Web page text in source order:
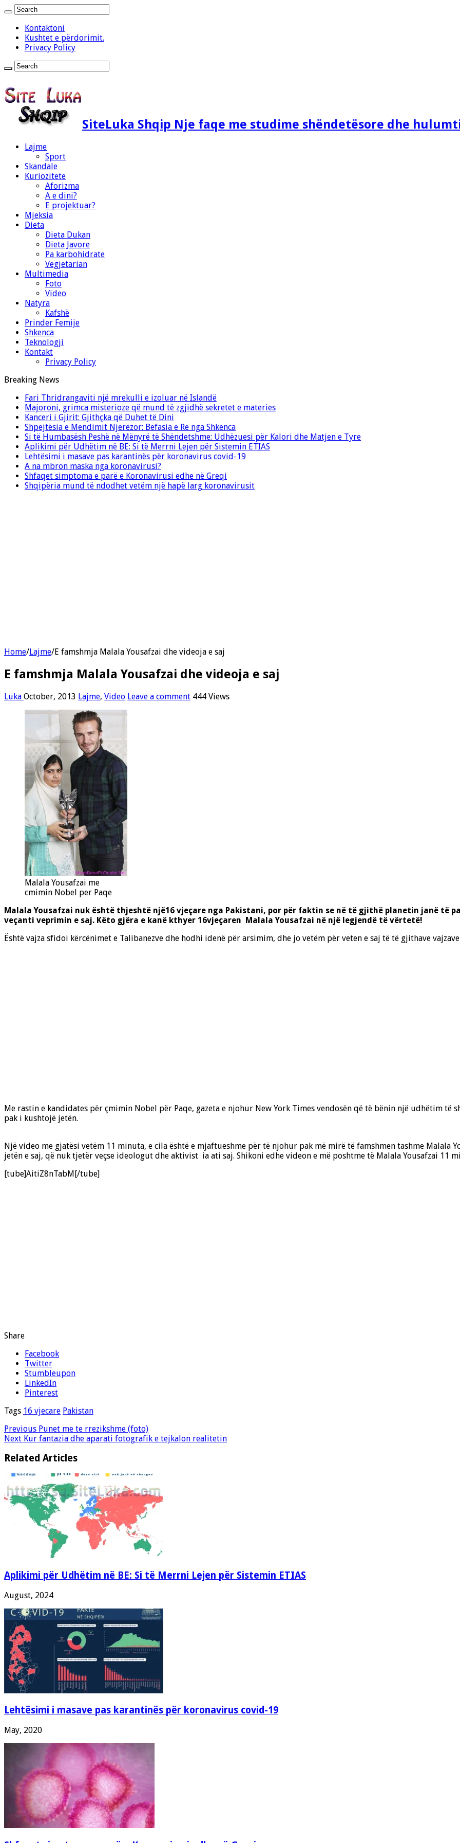
Kontaktoni
Kushtet e përdorimit.
Privacy Policy
SiteLuka Shqip Nje faqe me studime shëndetësore dhe
Lajme
Sport
Skandale
Kuriozitete
Aforizma
A e dini?
E projektuar?
Mjeksia
Dieta
Dieta Dukan
Dieta Javore
Pa karbohidrate
Vegjetarian
Multimedia
Foto
Video
Natyra
Kafshë
Prinder Femije
Shkenca
Teknologji
Kontakt
Privacy Policy
Breaking News
Fari Thridrangaviti një mrekulli e izoluar në Islandë
Majoroni, grimca misterioze që mund të zgjidhë sekretet e materies
Kanceri i Gjirit: Gjithçka që Duhet të Dini
Shpejtësia e Mendimit Njerëzor: Befasia e Re nga Shkenca
Si të Humbasësh Peshë në Mënyrë të Shëndetshme: Udhëzuesi për Kalori dhe Matjen e Tyre
Aplikimi për Udhëtim në BE: Si të Merrni Lejen për Sistemin ETIAS
Lehtësimi i masave pas karantinës për koronavirus covid-19
A na mbron maska nga koronavirusi?
Shfaqet simptoma e parë e Koronavirusi edhe në Greqi
Shqipëria mund të ndodhet vetëm një hapë larg koronavirusit
Home/Lajme/E famshmja Malala Yousafzai dhe videoja e saj
E famshmja Malala Yousafzai dhe videoja e saj
Luka October, 2013 Lajme, Video Leave a comment 444 Views
Malala Yousafzai me
cmimin Nobel per Paqe
Malala Yousafzai nuk është thjeshtë një16 vjeçare nga Pakistani, por për faktin se në të gjithë planetin janë të
veçanti veprimin e saj. Këto gjëra e kanë kthyer 16vjeçaren Malala Yousafzai në një legjendë të vërtetë!
Është vajza sfidoi kërcënimet e Talibanezve dhe hodhi idenë për arsimim, dhe jo vetëm për veten e saj të të gjithave
Me rastin e kandidates për çmimin Nobel për Paqe, gazeta e njohur New York Times vendosën që të bënin një udhëtim të
pak i kushtojë jetën.
Një video me gjatësi vetëm 11 minuta, e cila është e mjaftueshme për të njohur pak më mirë të famshmen tashme Malala
jetën e saj, që nuk tjetër veçse ideologut dhe aktivist ia ati saj. Shikoni edhe videon e më poshtme të Malala Yousafzai 11
[tube]AitiZ8nTabM[/tube]
Share
Facebook
Twitter
Stumbleupon
LinkedIn
Pinterest
Tags 16 vjecare Pakistan
Previous Punet me te rrezikshme (foto)
Next Kur fantazia dhe aparati fotografik e tejkalon realitetin
Related Articles
Aplikimi për Udhëtim në BE: Si të Merrni Lejen për Sistemin ETIAS
August, 2024
Lehtësimi i masave pas karantinës për koronavirus covid-19
May, 2020